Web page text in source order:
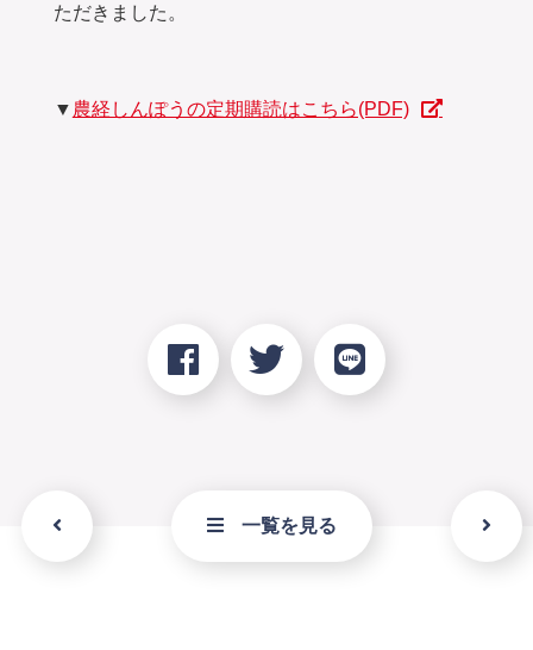
ただきました。
▼ 農経しんぽうの定期購読はこちら(PDF)
一覧を見る